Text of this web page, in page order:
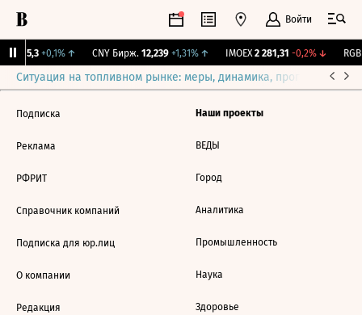
Войти
115,3 +0,1%↑ CNY Бирж. 12,239 +1,31%↑ IMOEX 2 281,31 -0,2%↓
Ситуация на топливном рынке: меры, динамика, прогнозы
Подписка
Реклама
РФРИТ
Справочник компаний
Подписка для юр.лиц
О компании
Редакция
Наши проекты
ВЕДЫ
Город
Аналитика
Промышленность
Наука
Здоровье